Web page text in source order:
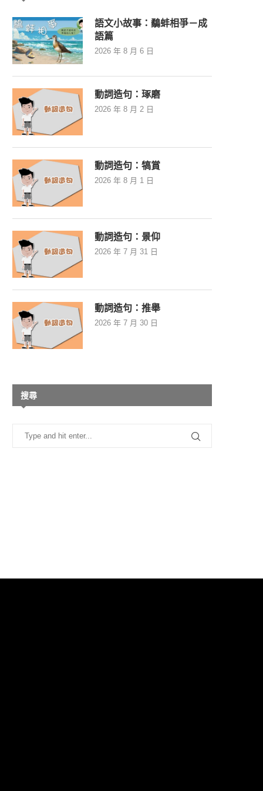
語文小故事：鷸蚌相爭－成
語篇
2026 年 8 月 6 日
動詞造句：琢磨
2026 年 8 月 2 日
動詞造句：犒賞
2026 年 8 月 1 日
動詞造句：景仰
2026 年 7 月 31 日
動詞造句：推舉
2026 年 7 月 30 日
搜尋